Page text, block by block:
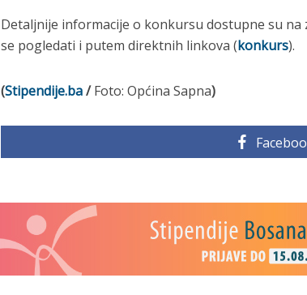
Detaljnije informacije o konkursu dostupne su na
se pogledati i putem direktnih linkova (konkurs).
(Stipendije.ba/Foto: Općina Sapna)